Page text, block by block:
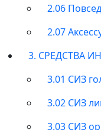
2.06
2.07
3. СРЕДСТВА
3.01 СИЗ
3.02 СИЗ
3.03 СИЗ